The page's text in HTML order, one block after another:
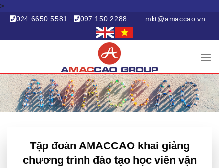
>
to
024.6650.5581 - 097.150.2288 mkt@amaccao.vn
Tập đoàn AMACCAO khai giảng
chương trình đào tạo học viên vận